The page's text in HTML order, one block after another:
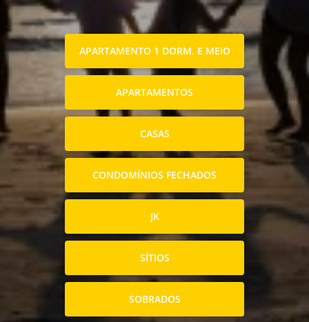
APARTAMENTO 1 DORM. E MEIO
APARTAMENTOS
CASAS
CONDOMÍNIOS FECHADOS
JK
SÍTIOS
SOBRADOS